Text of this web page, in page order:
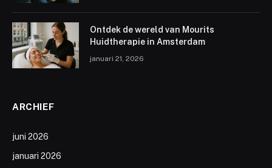
Ontdek de wereld van Mourits
Huidtherapie in Amsterdam
januari 21, 2026
ARCHIEF
juni 2026
januari 2026